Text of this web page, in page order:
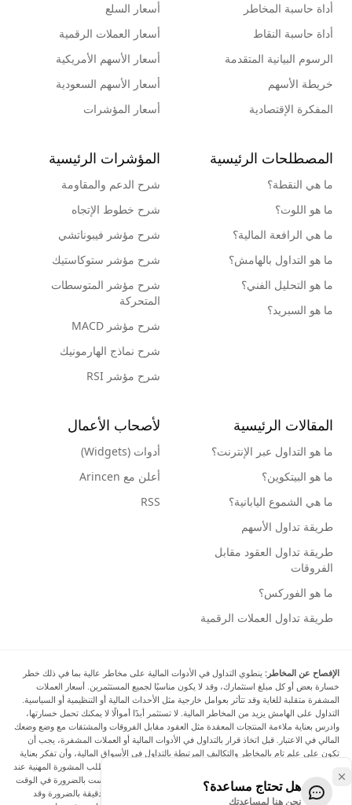
أداة حاسبة المخاطر
أداة حاسبة النقاط
الرسوم البيانية المتقدمة
خريطة الأسهم
المفكرة الإقتصادية
أسعار السلع
أسعار العملات الرقمية
أسعار الأسهم الأمريكية
أسعار الأسهم السعودية
أسعار المؤشرات
المصطلحات الرئيسية
ما هي النقطة؟
ما هو اللوت؟
ما هي الرافعة المالية؟
ما هو التداول بالهامش؟
ما هو التحليل الفني؟
ما هو السبريد؟
المؤشرات الرئيسية
شرح الدعم والمقاومة
شرح خطوط الإتجاه
شرح مؤشر فيبوناتشي
شرح مؤشر ستوكاستيك
شرح مؤشر المتوسطات
المتحركة
شرح مؤشر MACD
شرح نماذج الهارمونيك
شرح مؤشر RSI
المقالات الرئيسية
ما هو التداول عبر الإنترنت؟
ما هو البيتكوين؟
ما هي الشموع اليابانية؟
طريقة تداول الأسهم
طريقة تداول العقود مقابل
الفروقات
ما هو الفوركس؟
طريقة تداول العملات الرقمية
لأصحاب الأعمال
أدوات (Widgets)
أعلن مع Arincen
RSS
الإفصاح عن المخاطر: ينطوي التداول في الأدوات المالية على مخاطر عالية بما في ذلك خطر
خسارة بعض أو كل مبلغ استثمارك، وقد لا يكون مناسبًا لجميع المستثمرين. أسعار العملات
المشفرة متقلبة للغاية وقد تتأثر بعوامل خارجية مثل الأحداث المالية أو التنظيمية أو السياسية.
التداول على الهامش يزيد من المخاطر المالية. لا تستثمر أبدًا أموالًا لا يمكنك تحمل خسارتها،
وادرس بعناية ملاءمة المنتجات المعقدة مثل العقود مقابل الفروقات والمشتقات مع وضع وضعك
المالي في الاعتبار. قبل اتخاذ قرار بالتداول في الأدوات المالية أو العملات المشفرة، يجب أن
تكون على علم تام بالمخاطر والتكاليف المرتبطة بالتداول في الأسواق المالية، وأن تفكر بعناية
في أهدافك الاستثمارية ومستوى خبرتك ورغبتك في المخاطرة، وأن تطلب المشورة المهنية عند
الحاجة. تود Arincen أن تذكرك بأن البيانات الواردة في هذا الموقع ليست بالضرورة في الوقت
الفعلي وليست دقيقة. البيانات والأسعار الموجودة على الموقع ليست دقيقة بالضرورة وقد
هل تحتاج مساعدة؟
نحن هنا لمساعدتك